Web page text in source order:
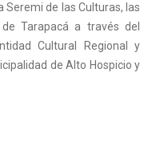
de las Culturas, las
Tarapacá a través del
Cultural Regional y
de Alto Hospicio y